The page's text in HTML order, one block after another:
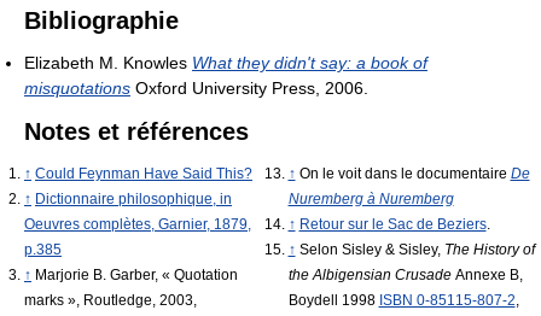
Bibliographie
Elizabeth M. Knowles What they didn't say: a book of
misquotations Oxford University Press, 2006.
Notes et références
↑ Could Feynman Have Said This?
↑ Dictionnaire philosophique, in
Oeuvres complètes, Garnier, 1879,
p.385
↑ Marjorie B. Garber, « Quotation
marks », Routledge, 2003,
↑ On le voit dans le documentaire De
Nuremberg à Nuremberg
↑ Retour sur le Sac de Beziers.
↑ Selon Sisley & Sisley, The History of
the Albigensian CrusadeAnnexe B,
Boydell 1998 ISBN 0-85115-807-2,